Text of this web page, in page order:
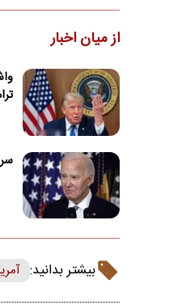
از میان اخبار
بیشتر بدانید: